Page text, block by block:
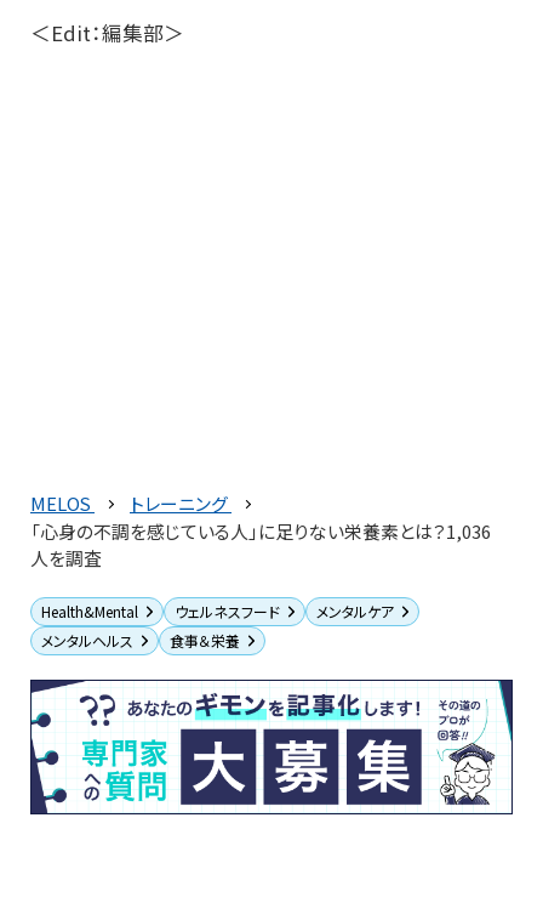
＜Edit：編集部＞
MELOS
トレーニング
「心身の不調を感じている人」に足りない栄養素とは？1,036
人を調査
Health&Mental ウェルネスフード
メンタルケア
メンタルヘルス
食事＆栄養